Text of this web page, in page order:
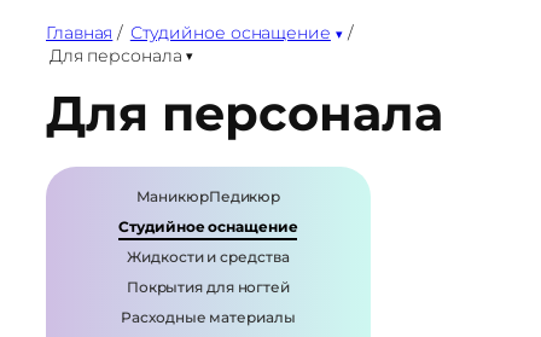
Главная / Студийное оснащение
/
Для персонала
Для персонала
МаникюрПедикюр
Студийное оснащение
Жидкости и средства
Покрытия для ногтей
Расходные материалы